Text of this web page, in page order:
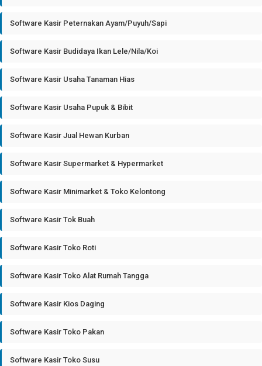
Software Kasir Peternakan Ayam/Puyuh/Sapi
Software Kasir Budidaya Ikan Lele/Nila/Koi
Software Kasir Usaha Tanaman Hias
Software Kasir Usaha Pupuk & Bibit
Software Kasir Jual Hewan Kurban
Software Kasir Supermarket & Hypermarket
Software Kasir Minimarket & Toko Kelontong
Software Kasir Tok Buah
Software Kasir Toko Roti
Software Kasir Toko Alat Rumah Tangga
Software Kasir Kios Daging
Software Kasir Toko Pakan
Software Kasir Toko Susu